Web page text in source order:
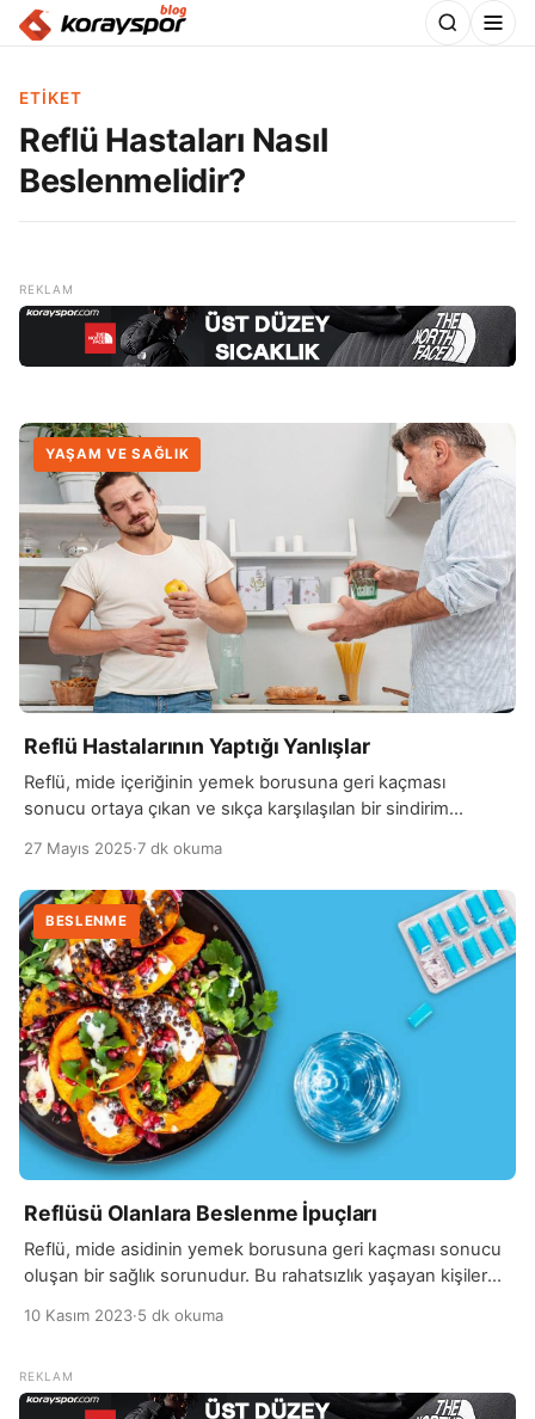
ETIKET
Reflü Hastaları Nasıl
Beslenmelidir?
YAŞAM VE SAĞLIK
Reflü Hastalarının Yaptığı Yanlışlar
Reflü, mide içeriğinin yemek borusuna geri kaçması
sonucu ortaya çıkan ve sıkça karşılaşılan bir sindirim
boğazda rahatsızlık gibi şikayetlere yol açar. Reflü
hastalarında mide kapakçığının zayıf olması veya mide
asidinin fazla üretimi, mide içeriğinin yukarı doğru
kaçmasına neden olur. Bu durum, özellikle yemeklerden
sonra veya yatarken daha belirgin […]
27 Mayıs 2025·7 dk okuma
BESLENME
Reflüsü Olanlara Beslenme İpuçları
Reflü, mide asidinin yemek borusuna geri kaçması sonucu
oluşan bir sağlık sorunudur. Bu rahatsızlık yaşayan kişiler
yiyecekler ve alışkanlıklar reflü semptomlarını artırabilir.
ederek semptomların şiddetini azaltabilirler. Yemeklerde lifli
yiyeceklere ve tam tahıllı ürünlere öncelik vermek reflü
10 Kasım 2023·5 dk okuma